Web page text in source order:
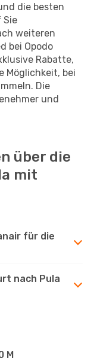
die besten
Sie
weiteren
bei Opodo
Rabatte,
Möglichkeit, bei
Die
und
über die
mit
für die
nach Pula
M